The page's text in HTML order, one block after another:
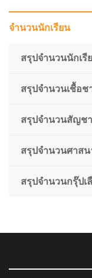
n
จำนวนนักเรียน
สรุปจำนวนนักเรี
สรุปจำนวนเชื้อช
สรุปจำนวนสัญช
สรุปจำนวนศาสน
สรุปจำนวนกรุ๊ปเ